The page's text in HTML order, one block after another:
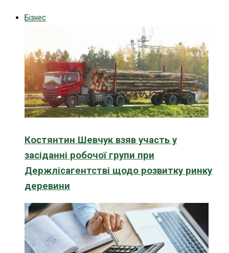
Бізнес
Костянтин Шевчук взяв участь у
засіданні робочої групи при
Держлісагентстві щодо розвитку ринку
деревини